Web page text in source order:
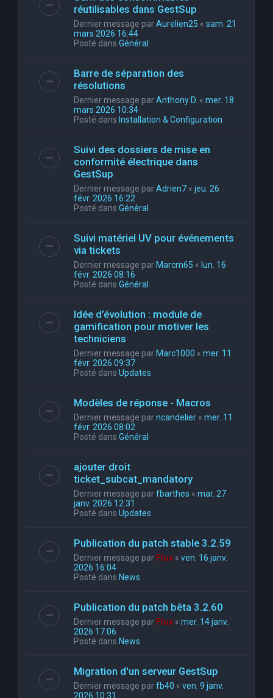
réutilisables dans GestSup
Dernier message parAurelien25 « sam. 21
mars 2026 16:44
Posté dans Général
Barre de séparation des
résolutions
Dernier message parAnthony D. « mer. 18
mars 2026 10:34
Posté dans Installation & Configuration
Suivi des dossiers de mise en
conformité électrique dans
GestSup
Dernier message parAdrien7 « jeu. 26
févr. 2026 16:22
Posté dans Général
Suivi matériel UV pour événements
via tickets
Dernier message parMarcm65 « lun. 16
févr. 2026 08:16
Posté dans Général
Idée d’évolution : module de
gamification pour motiver les
techniciens
Dernier message parMarc1000 « mer. 11
févr. 2026 09:37
Posté dans Updates
Modèles de réponse - Macros
Dernier message parncandelier « mer. 11
févr. 2026 08:02
Posté dans Général
ajouter droit
ticket_subcat_mandatory
Dernier message parfbarthes « mar. 27
janv. 2026 12:31
Posté dans Updates
Publication du patch stable 3.2.59
Dernier message par Flox « ven. 16 janv.
2026 16:04
Posté dans News
Publication du patch bêta 3.2.60
Dernier message par Flox « mer. 14 janv.
2026 17:06
Posté dans News
Migration d'un serveur GestSup
Dernier message parfb40 « ven. 9 janv.
2026 10:31